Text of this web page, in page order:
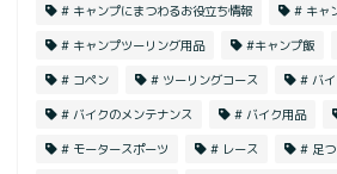
# キャンプにまつわるお役立ち情報 # キャ
# キャンプツーリング用品 #キャンプ飯
# コペン # ツーリングコース # バ
# バイクのメンテナンス # バイク用品
# モータースポーツ # レース # 足